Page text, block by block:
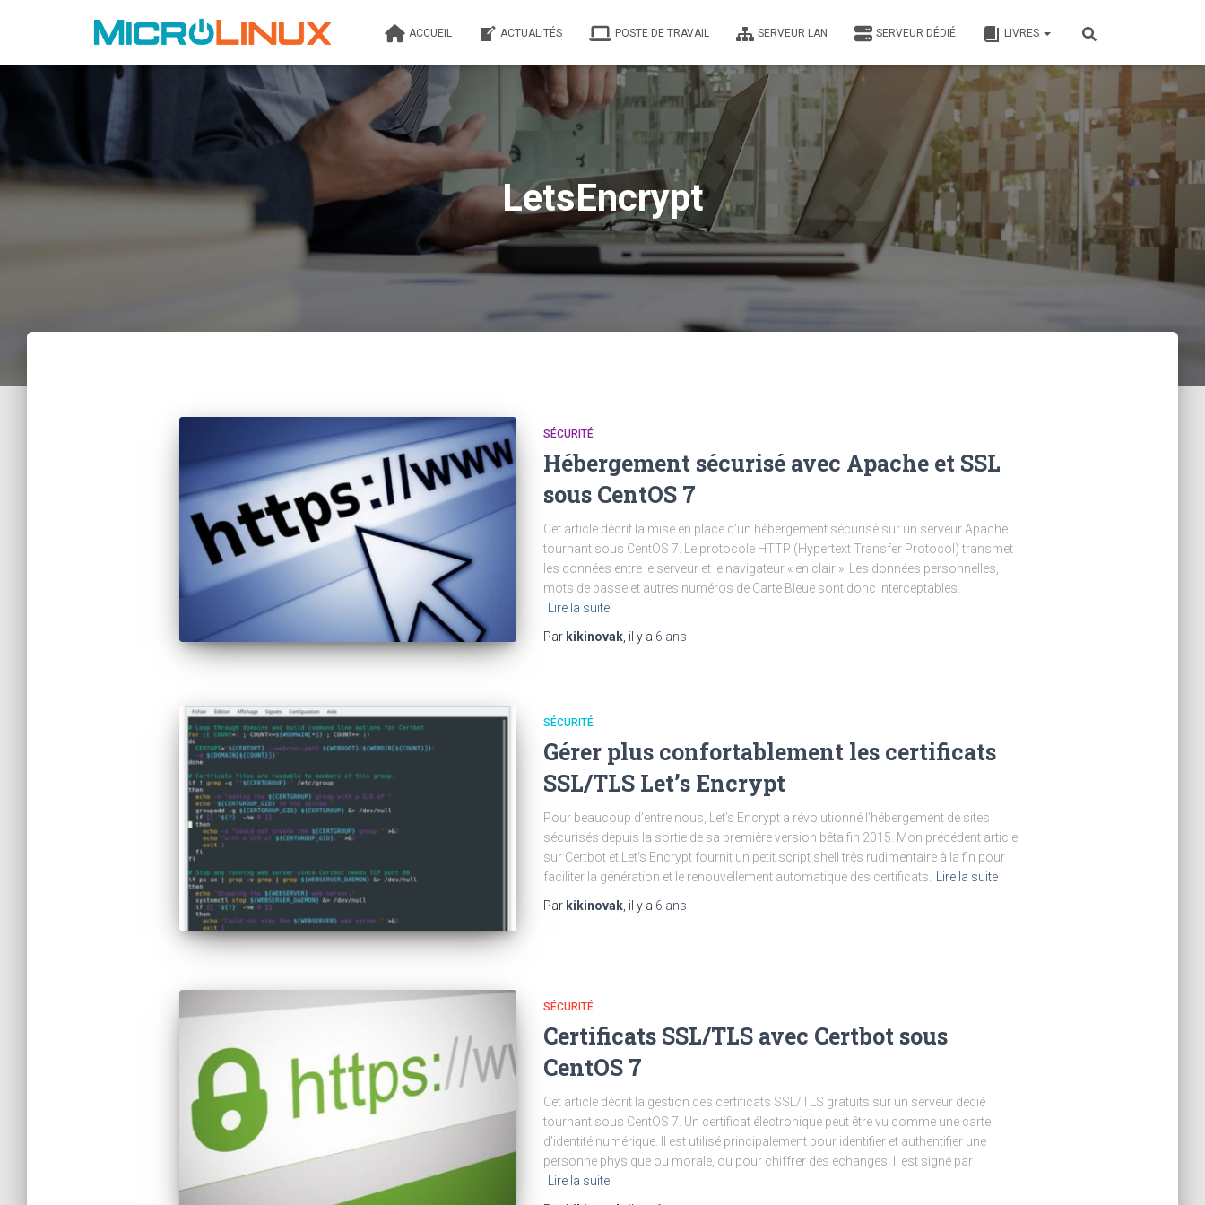
ACCUEIL ACTUALITÉS POSTE DE TRAVAIL SERVEUR LAN SERVEUR DÉDIÉ LIVRES
LetsEncrypt
SÉCURITÉ
Hébergement sécurisé avec Apache et SSL
sous CentOS 7
Cet article décrit la mise en place d’un hébergement sécurisé sur un serveur Apache
tournant sous CentOS 7. Le protocole HTTP (Hypertext Transfer Protocol) transmet
les données entre le serveur et le navigateur « en clair ». Les données personnelles,
mots de passe et autres numéros de Carte Bleue sont donc interceptables.
Lire la suite
Par kikinovak, il y a 6 ans
SÉCURITÉ
Gérer plus confortablement les certificats
SSL/TLS Let’s Encrypt
Pour beaucoup d’entre nous, Let’s Encrypt a révolutionné l’hébergement de sites
sécurisés depuis la sortie de sa première version bêta fin 2015. Mon précédent article
sur Certbot et Let’s Encrypt fournit un petit script shell très rudimentaire à la fin pour
faciliter la génération et le renouvellement automatique des certificats.
Lire la suite
Par kikinovak, il y a 6 ans
SÉCURITÉ
Certificats SSL/TLS avec Certbot sous
CentOS 7
Cet article décrit la gestion des certificats SSL/TLS gratuits sur un serveur dédié
tournant sous CentOS 7. Un certificat électronique peut être vu comme une carte
d’identité numérique. Il est utilisé principalement pour identifier et authentifier une
personne physique ou morale, ou pour chiffrer des échanges. Il est signé par
Lire la suite